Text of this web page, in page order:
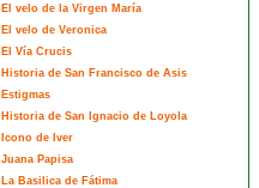
El velo de la Virgen María
El velo de Veronica
El Vía Crucis
Historia de San Francisco de Asis
Estigmas
Historia de San Ignacio de Loyola
Icono de Iver
Juana Papisa
La Basilica de Fátima